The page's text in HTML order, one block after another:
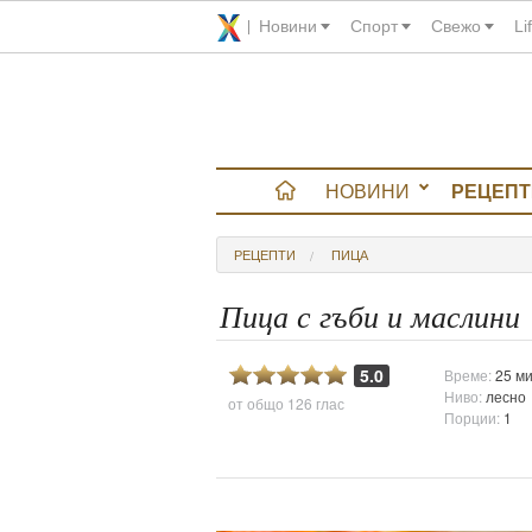
Новини Спорт Свежо
НОВИНИ
РЕЦЕПТИ ПИЦА
Пица с гъби и маслини
5.0
от общо 126 глас
Време:25
Ниво: лесно
Порции: 1